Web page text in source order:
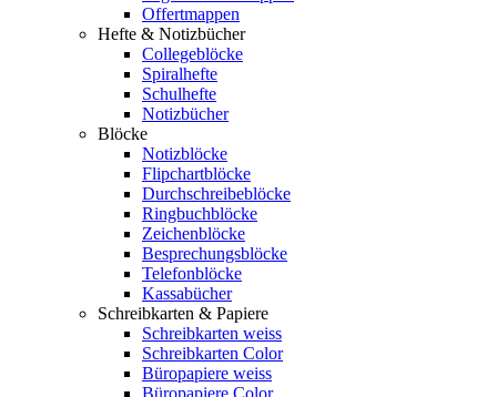
Offertmappen
Hefte & Notizbücher
Collegeblöcke
Spiralhefte
Schulhefte
Notizbücher
Blöcke
Notizblöcke
Flipchartblöcke
Durchschreibeblöcke
Ringbuchblöcke
Zeichenblöcke
Besprechungsblöcke
Telefonblöcke
Kassabücher
Schreibkarten & Papiere
Schreibkarten weiss
Schreibkarten Color
Büropapiere weiss